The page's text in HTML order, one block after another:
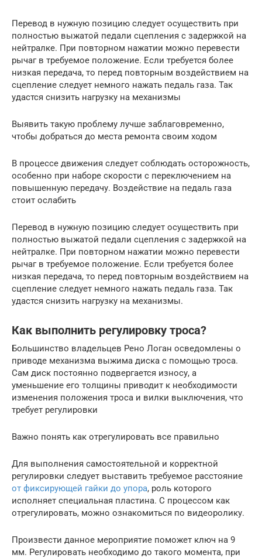
Перевод в нужную позицию следует осуществить при
полностью выжатой педали сцепления с задержкой на
нейтралке. При повторном нажатии можно перевести
рычаг в требуемое положение. Если требуется более
низкая передача, то перед повторным воздействием на
сцепление следует немного нажать педаль газа. Так
удастся снизить нагрузку на механизмы
Выявить такую проблему лучше заблаговременно,
чтобы добраться до места ремонта своим ходом
В процессе движения следует соблюдать осторожность,
особенно при наборе скорости с переключением на
повышенную передачу. Воздействие на педаль газа
стоит ослабить
Перевод в нужную позицию следует осуществить при
полностью выжатой педали сцепления с задержкой на
нейтралке. При повторном нажатии можно перевести
рычаг в требуемое положение. Если требуется более
низкая передача, то перед повторным воздействием на
сцепление следует немного нажать педаль газа. Так
удастся снизить нагрузку на механизмы.
Как выполнить регулировку троса?
Большинство владельцев Рено Логан осведомлены о
приводе механизма выжима диска с помощью троса.
Сам диск постоянно подвергается износу, а
уменьшение его толщины приводит к необходимости
изменения положения троса и вилки выключения, что
требует регулировки
Важно понять как отрегулировать все правильно
Для выполнения самостоятельной и корректной
регулировки следует выставить требуемое расстояние
от фиксирующей гайки до упора, роль которого
исполняет специальная пластина. С процессом как
отрегулировать, можно ознакомиться по видеоролику.
Произвести данное мероприятие поможет ключ на 9
мм. Регулировать необходимо до такого момента, при